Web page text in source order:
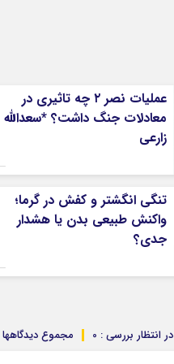
عملیات نصر ۲ چه تاثیری در
معادلات جنگ داشت؟ *سعدالله
زارعی
تنگی انگشتر و کفش در گرما؛
واکنش طبیعی بدن یا هشدار
جدی؟
مجموع دیدگاهها در انتظار بررسی : 0